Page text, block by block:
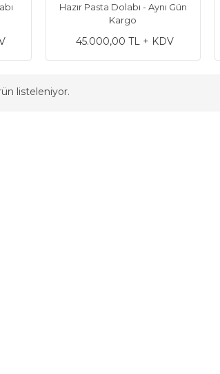
Hazır Pasta Dolabı - Aynı Gün
Kargo
45.000,00 TL + KDV
listeleniyor.